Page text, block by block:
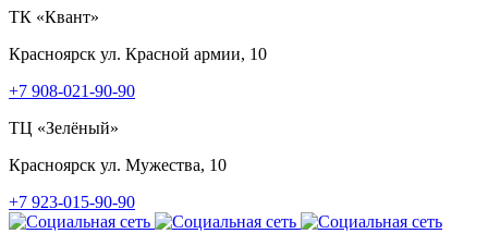
ТК «Квант»
Красноярск ул. Красной армии, 10
+7 908-021-90-90
ТЦ «Зелёный»
Красноярск ул. Мужества, 10
+7 923-015-90-90